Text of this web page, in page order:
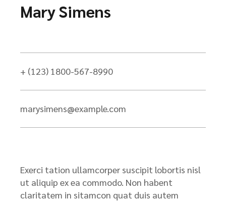
Mary Simens
+ (123) 1800-567-8990
marysimens@example.com
Exerci tation ullamcorper suscipit lobortis nisl
ut aliquip ex ea commodo. Non habent
claritatem in sitamcon quat duis autem